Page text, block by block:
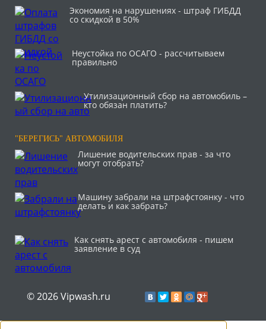
Экономия на нарушениях - штраф ГИБДД
со скидкой в 50%
Неустойка по ОСАГО - рассчитываем
правильно
Утилизационный сбор на автомобиль –
кто обязан платить?
"БЕРЕГИСЬ" АВТОМОБИЛЯ
Лишение водительских прав - за что
могут отобрать?
Машину забрали на штрафстоянку - что
делать и как забрать?
Как снять арест с автомобиля - пишем
заявление в суд
© 2026 Vipwash.ru